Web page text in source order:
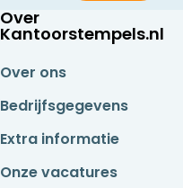
Over
Kantoorstempels.nl
Over ons
Bedrijfsgegevens
Extra informatie
Onze vacatures